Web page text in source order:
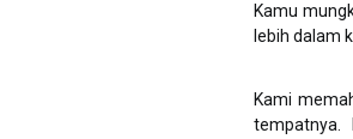
Kamu
lebih dalam
Kami
tempatnya.